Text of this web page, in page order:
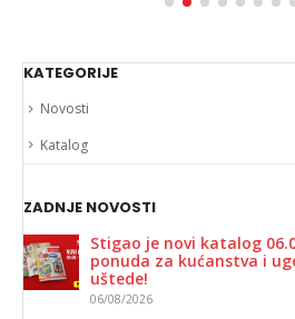
ponuda za kućanstva i
uštede!
06/08/2026